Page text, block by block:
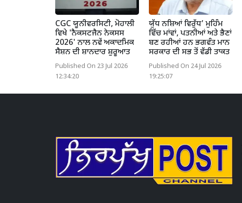
CGC ਯੂਨੀਵਰਸਿਟੀ, ਮੋਹਾਲੀ
ਵਿਖੇ 'ਨੈਕਸਟਜੈਨ ਨੇਕਸਸ
2026' ਨਾਲ ਨਵੇਂ ਅਕਾਦਮਿਕ
ਸੈਸ਼ਨ ਦੀ ਸ਼ਾਨਦਾਰ ਸ਼ੁਰੂਆਤ
Published On 23 Jul 2026
12:34:20
ਯੁੱਧ ਨਸ਼ਿਆਂ ਵਿਰੁੱਧ’ ਮੁਹਿੰਮ
ਵਿੱਚ ਮਾਂਵਾਂ, ਪਤਨੀਆਂ ਅਤੇ ਭੈਣਾਂ
ਬਣ ਰਹੀਆਂ ਹਨ ਭਗਵੰਤ ਮਾਨ
ਸਰਕਾਰ ਦੀ ਸਭ ਤੋਂ ਵੱਡੀ ਤਾਕਤ
Published On 24 Jul 2026
19:25:07